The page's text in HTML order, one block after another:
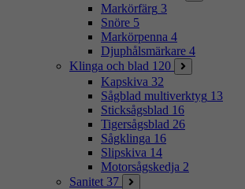
Markörfärg 3
Snöre 5
Markörpenna 4
Djuphålsmärkare 4
Klinga och blad 120
Kapskiva 32
Sågblad multiverktyg 13
Sticksågsblad 16
Tigersågsblad 26
Sågklinga 16
Slipskiva 14
Motorsågskedja 2
Sanitet 37